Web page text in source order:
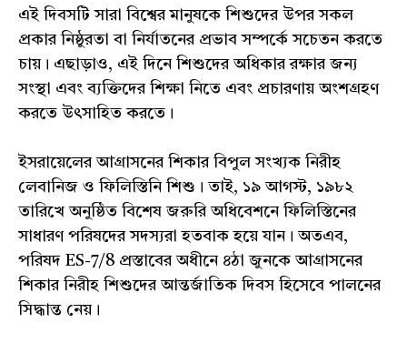
এই দিবসটি সারা বিশ্বের মানুষকে শিশুদের উপর সকল
প্রকার নিষ্ঠুরতা বা নির্যাতনের প্রভাব সম্পর্কে সচেতন করতে
চায়। এছাড়াও, এই দিনে শিশুদের অধিকার রক্ষার জন্য
সংস্থা এবং ব্যক্তিদের শিক্ষা নিতে এবং প্রচারণায় অংশগ্রহণ
করতে উৎসাহিত করতে।
ইসরায়েলের আগ্রাসনের শিকার বিপুল সংখ্যক নিরীহ
লেবানিজ ও ফিলিস্তিনি শিশু। তাই, ১৯ আগস্ট, ১৯৮২
তারিখে অনুষ্ঠিত বিশেষ জরুরি অধিবেশনে ফিলিস্তিনের
সাধারণ পরিষদের সদস্যরা হতবাক হয়ে যান। অতএব,
পরিষদ ES-7/8 প্রস্তাবের অধীনে ৪ঠা জুনকে আগ্রাসনের
শিকার নিরীহ শিশুদের আন্তর্জাতিক দিবস হিসেবে পালনের
সিদ্ধান্ত নেয়।